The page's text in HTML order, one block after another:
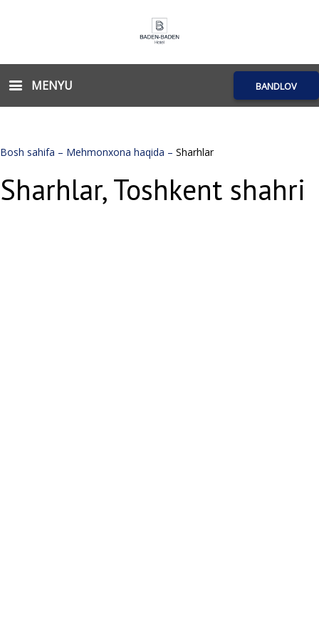
MENYU BANDLOV
Bosh sahifa – Mehmonxona haqida – Sharhlar
Sharhlar, Toshkent shahri